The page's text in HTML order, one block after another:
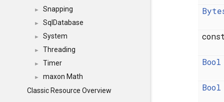
► Snapping
► SqlDatabase
► System
► Threading
► Timer
►
maxon Math
Classic Resource Overview
Bool
Bool